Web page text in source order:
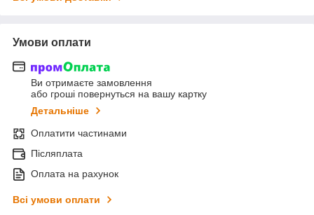
Умови оплати
Ви отримаєте замовлення
або гроші повернуться на вашу картку
Детальніше
Оплатити частинами
Післяплата
Оплата на рахунок
Всі умови оплати